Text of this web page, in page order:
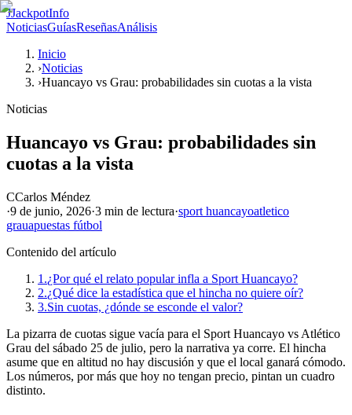
JJackpotInfo
NoticiasGuíasReseñasAnálisis
Inicio
›Noticias
›Huancayo vs Grau: probabilidades sin cuotas a la vista
Noticias
Huancayo vs Grau: probabilidades sin
cuotas a la vista
CCarlos Méndez
·9 de junio, 2026·3 min de lectura·sport huancayoatletico
grauapuestas fútbol
Contenido del artículo
1.¿Por qué el relato popular infla a Sport Huancayo?
2.¿Qué dice la estadística que el hincha no quiere oír?
3.Sin cuotas, ¿dónde se esconde el valor?
La pizarra de cuotas sigue vacía para el Sport Huancayo vs Atlético
Grau del sábado 25 de julio, pero la narrativa ya corre. El hincha
asume que en altitud no hay discusión y que el local ganará cómodo.
Los números, por más que hoy no tengan precio, pintan un cuadro
distinto.